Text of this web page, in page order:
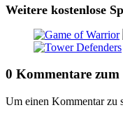
Weitere kostenlose
0 Kommentare zum
Um einen Kommentar zu